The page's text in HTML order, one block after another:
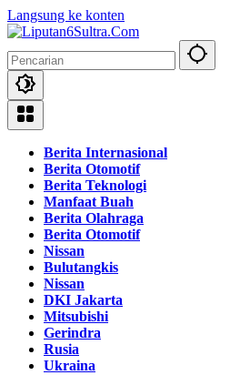
Langsung ke konten
Berita Internasional
Berita Otomotif
Berita Teknologi
Manfaat Buah
Berita Olahraga
Berita Otomotif
Nissan
Bulutangkis
Nissan
DKI Jakarta
Mitsubishi
Gerindra
Rusia
Ukraina